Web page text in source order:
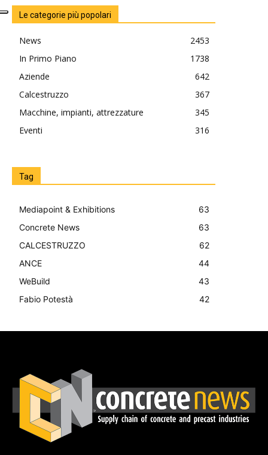
Le categorie più popolari
News
2453
In Primo Piano
1738
Aziende
642
Calcestruzzo
367
Macchine, impianti, attrezzature
345
Eventi
316
Tag
Mediapoint & Exhibitions
63
Concrete News
63
CALCESTRUZZO
62
ANCE
44
WeBuild
43
Fabio Potestà
42